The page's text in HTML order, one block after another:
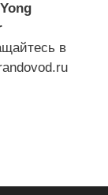
в